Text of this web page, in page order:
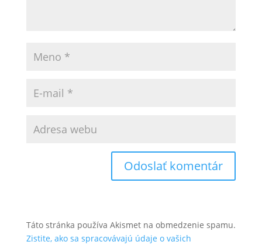
Táto stránka používa Akismet na obmedzenie spamu.
Zistite, ako sa spracovávajú údaje o vašich